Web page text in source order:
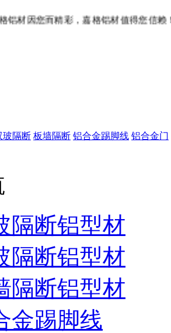
材因您而精彩，嘉格铝材值得您信赖！销
玻隔断 板墙隔断 铝合金踢脚线 铝合金门
隔断铝型材
隔断铝型材
隔断铝型材
金踢脚线